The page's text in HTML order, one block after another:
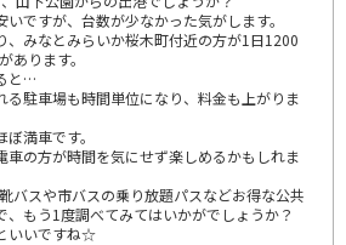
ですが、台数が少なかった気がします。
、みなとみらいか桜木町付近の方が1日1200
あります。
と…
る駐車場も時間単位になり、料金も上がりま
満車です。
車の方が時間を気にせず楽しめるかもしれま
バスや市バスの乗り放題パスなどお得な公共
、もう1度調べてみてはいかがでしょうか？
いいですね☆